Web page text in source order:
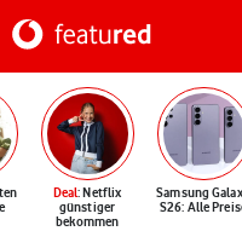
Deal: Netflix
günstiger
bekommen
Samsung
S26: Alle